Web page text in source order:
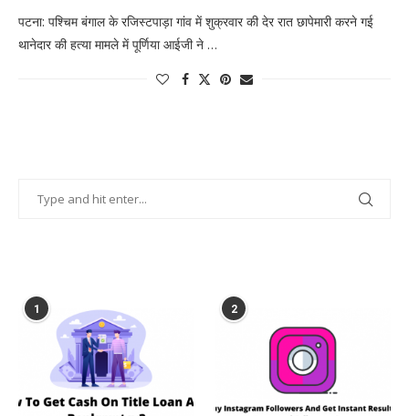
पटना: पश्चिम बंगाल के रजिस्टपाड़ा गांव में शुक्रवार की देर रात छापेमारी करने गई
थानेदार की हत्या मामले में पूर्णिया आईजी ने …
1 2